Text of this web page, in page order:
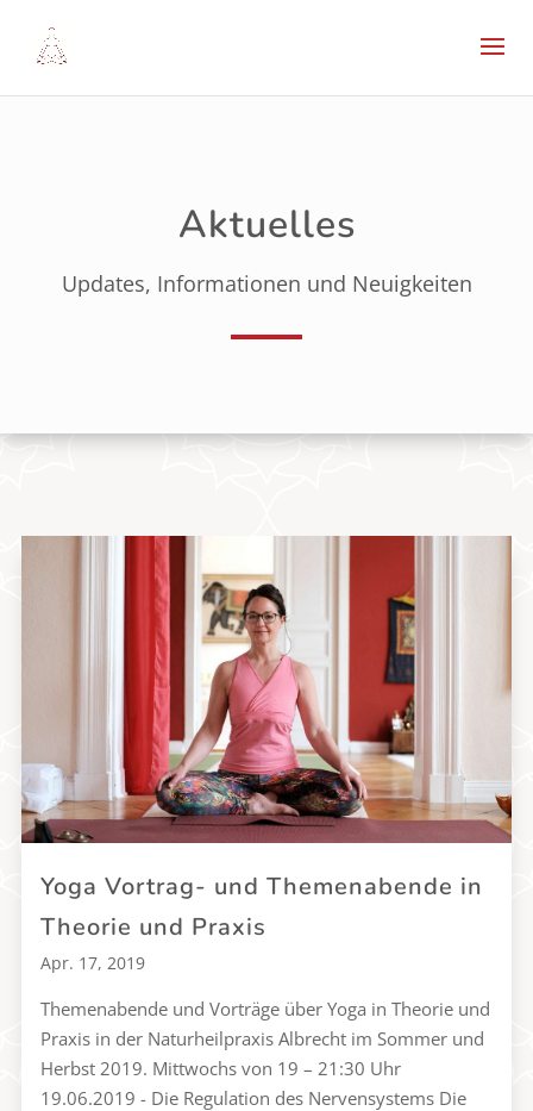
Aktuelles
Updates, Informationen und Neuigkeiten
Yoga Vortrag- und Themenabende in
Theorie und Praxis
Apr. 17, 2019
Themenabende und Vorträge über Yoga in Theorie und
Praxis in der Naturheilpraxis Albrecht im Sommer und
Herbst 2019. Mittwochs von 19 – 21:30 Uhr
19.06.2019 - Die Regulation des Nervensystems Die